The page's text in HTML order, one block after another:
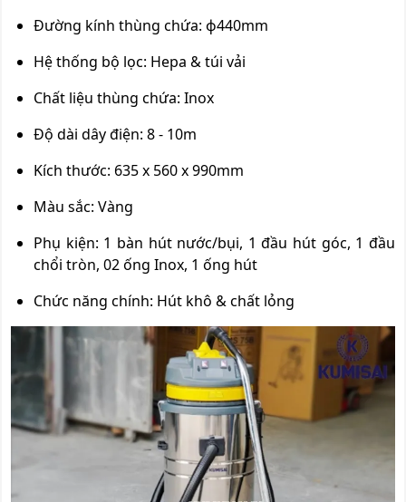
Đường kính thùng chứa: ф440mm
Hệ thống bộ lọc: Hepa & túi vải
Chất liệu thùng chứa: Inox
Độ dài dây điện: 8 - 10m
Kích thước: 635 x 560 x 990mm
Màu sắc: Vàng
Phụ kiện: 1 bàn hút nước/bụi, 1 đầu hút góc, 1 đầu
chổi tròn, 02 ống Inox, 1 ống hút
Chức năng chính: Hút khô & chất lỏng